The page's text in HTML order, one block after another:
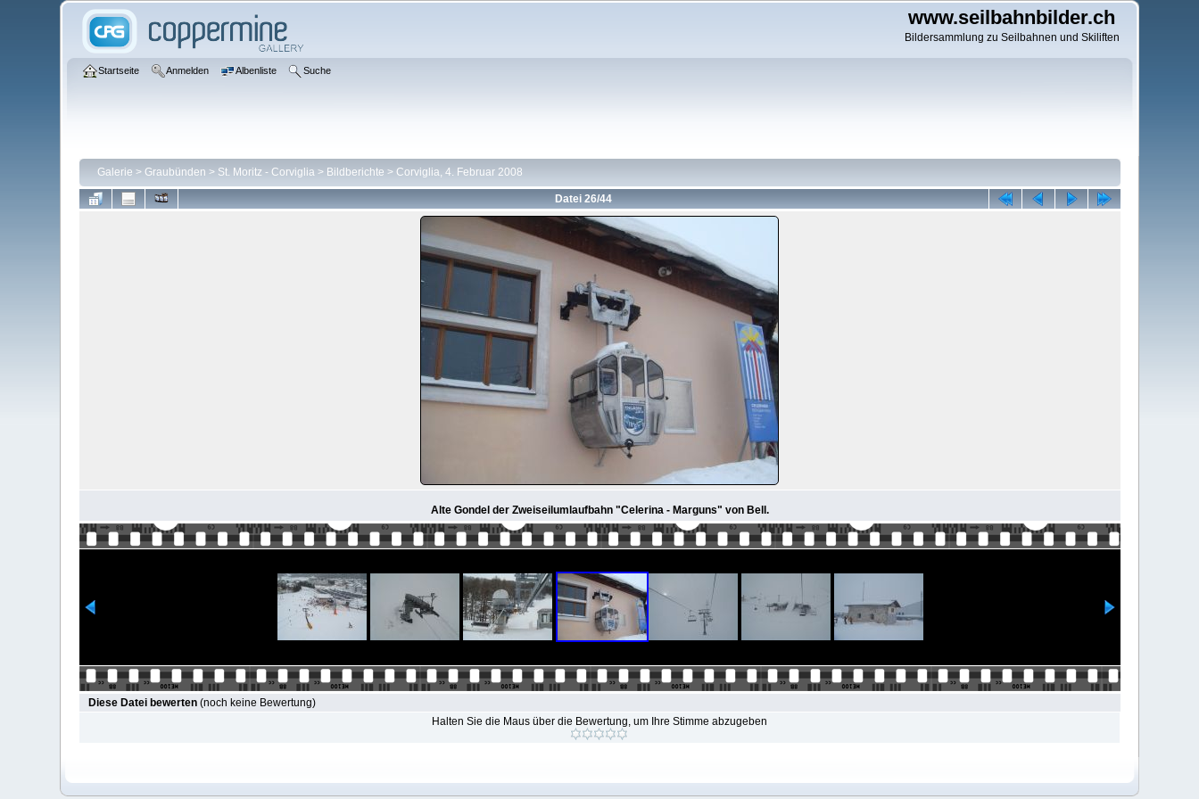
www.seilbahnbilder.ch
Bildersammlung zu Seilbahnen und Skiliften
Startseite Anmelden Albenliste Suche
Galerie > Graubünden > St. Moritz - Corviglia> Bildberichte > Corviglia, 4. Februar 2008
Datei 26/44
Alte Gondel der Zweiseilumlaufbahn "Celerina - Marguns" von Bell.
Diese Datei bewerten(noch keine Bewertung)
Halten Sie die Maus über die Bewertung, um Ihre Stimme abzugeben